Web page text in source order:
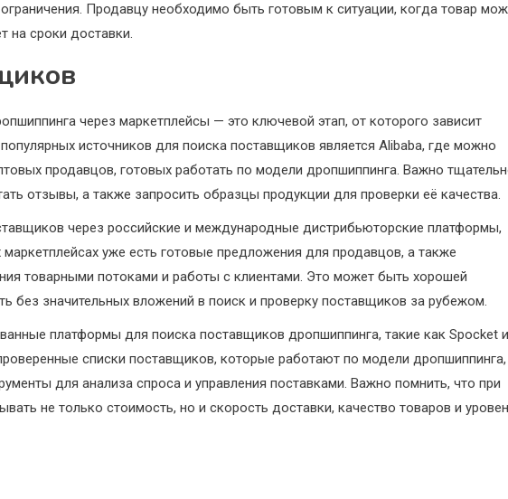
Продавцу необходимо быть готовым к ситуации, когда товар
на сроки доставки.
через маркетплейсы — это ключевой этап, от которого зависит
источников для поиска поставщиков является Alibaba, где можно
продавцов, готовых работать по модели дропшиппинга. Важно
отзывы, а также запросить образцы продукции для проверки её качества.
через российские и международные дистрибьюторские платформы,
маркетплейсах уже есть готовые предложения для продавцов, а также
товарными потоками и работы с клиентами. Это может быть хорошей
без значительных вложений в поиск и проверку поставщиков за рубежом.
платформы для поиска поставщиков дропшиппинга, такие как Spocket
списки поставщиков, которые работают по модели дропшиппинга,
для анализа спроса и управления поставками. Важно помнить, что при
не только стоимость, но и скорость доставки, качество товаров и